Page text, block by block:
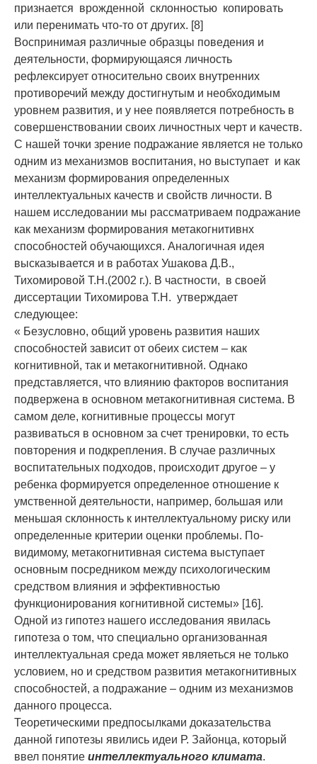
признается врожденной склонностью копировать
или перенимать что-то от других. [8]
Воспринимая различные образцы поведения и
деятельности, формирующаяся личность
рефлексирует относительно своих внутренних
противоречий между достигнутым и необходимым
уровнем развития, и у нее появляется потребность в
совершенствовании своих личностных черт и качеств.
С нашей точки зрение подражание является не только
одним из механизмов воспитания, но выступает и как
механизм формирования определенных
интеллектуальных качеств и свойств личности. В
нашем исследовании мы рассматриваем подражание
как механизм формирования метакогнитивнх
способностей обучающихся. Аналогичная идея
высказывается и в работах Ушакова Д.В.,
Тихомировой Т.Н.(2002 г.). В частности, в своей
диссертации Тихомирова Т.Н. утверждает
следующее:
« Безусловно, общий уровень развития наших
способностей зависит от обеих систем – как
когнитивной, так и метакогнитивной. Однако
представляется, что влиянию факторов воспитания
подвержена в основном метакогнитивная система. В
самом деле, когнитивные процессы могут
развиваться в основном за счет тренировки, то есть
повторения и подкрепления. В случае различных
воспитательных подходов, происходит другое – у
ребенка формируется определенное отношение к
умственной деятельности, например, большая или
меньшая склонность к интеллектуальному риску или
определенные критерии оценки проблемы. По-
видимому, метакогнитивная система выступает
основным посредником между психологическим
средством влияния и эффективностью
функционирования когнитивной системы» [16].
Одной из гипотез нашего исследования явилась
гипотеза о том, что специально организованная
интеллектуальная среда может являеться не только
условием, но и средством развития метакогнитивных
способностей, а подражание – одним из механизмов
данного процесса.
Теоретическими предпосылками доказательства
данной гипотезы явились идеи Р. Зайонца, который
ввел понятие интеллектуального климата.